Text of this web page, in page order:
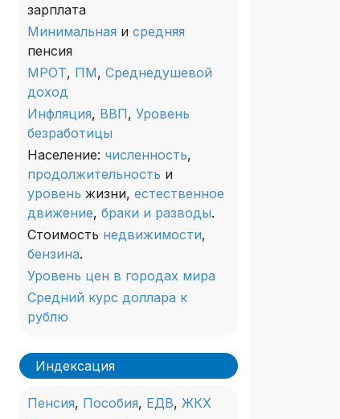
зарплата
Минимальная и средняя
пенсия
МРОТ, ПМ, Среднедушевой
доход
Инфляция, ВВП, Уровень
безработицы
Население: численность,
продолжительность и
уровень жизни, естественное
движение, браки и разводы.
Стоимость недвижимости,
бензина.
Уровень цен в городах мира
Средний курс доллара к
рублю
Индексация
Пенсия, Пособия, ЕДВ, ЖКХ